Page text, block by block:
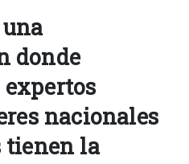
donde
expertos
nacionales
tienen la